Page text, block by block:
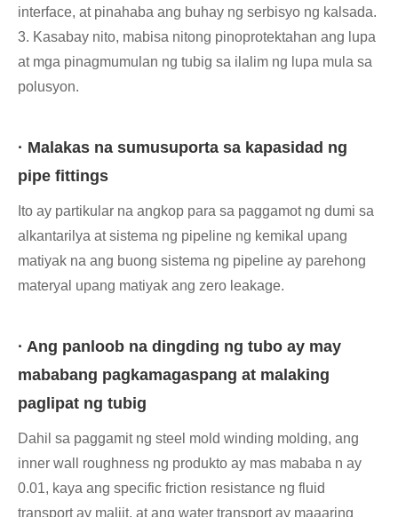
interface, at pinahaba ang buhay ng serbisyo ng kalsada.
3. Kasabay nito, mabisa nitong pinoprotektahan ang lupa
at mga pinagmumulan ng tubig sa ilalim ng lupa mula sa
polusyon.
· Malakas na sumusuporta sa kapasidad ng
pipe fittings
Ito ay partikular na angkop para sa paggamot ng dumi sa
alkantarilya at sistema ng pipeline ng kemikal upang
matiyak na ang buong sistema ng pipeline ay parehong
materyal upang matiyak ang zero leakage.
· Ang panloob na dingding ng tubo ay may
mababang pagkamagaspang at malaking
paglipat ng tubig
Dahil sa paggamit ng steel mold winding molding, ang
inner wall roughness ng produkto ay mas mababa n ay
0.01, kaya ang specific friction resistance ng fluid
transport ay maliit, at ang water transport ay maaaring